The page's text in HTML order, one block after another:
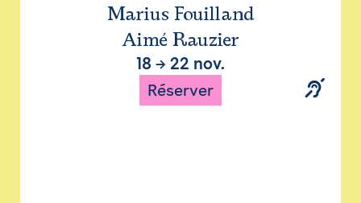
Marius Fouilland
Aimé Rauzier
18 → 22 nov.
Réserver